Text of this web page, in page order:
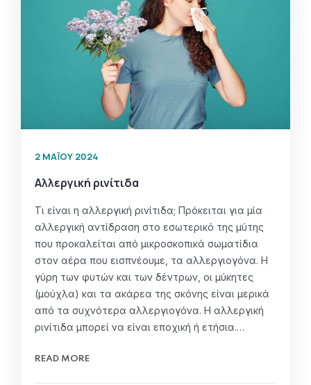
2 ΜΑΪ́ΟΥ 2024
Αλλεργική ρινίτιδα
Τι είναι η αλλεργική ρινίτιδα; Πρόκειται για μία
αλλεργική αντίδραση στο εσωτερικό της μύτης
που προκαλείται από μικροσκοπικά σωματίδια
στον αέρα που εισπνέουμε, τα αλλεργιογόνα. Η
γύρη των φυτών και των δέντρων, οι μύκητες
(μούχλα) και τα ακάρεα της σκόνης είναι μερικά
από τα συχνότερα αλλεργιογόνα. Η αλλεργική
ρινίτιδα μπορεί να είναι εποχική ή ετήσια.…
READ MORE